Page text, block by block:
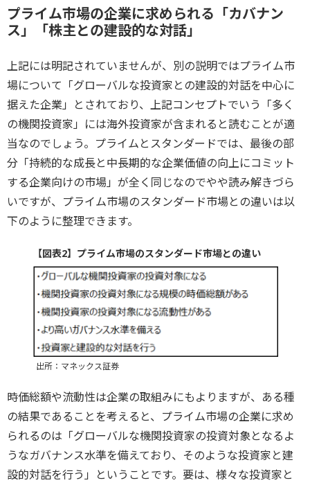
プライム市場の企業に求められる「カバナン
ス」「株主との建設的な対話」
上記には明記されていませんが、別の説明ではプライム市
場について「グローバルな投資家との建設的対話を中心に
据えた企業」とされており、上記コンセプトでいう「多く
の機関投資家」には海外投資家が含まれると読むことが適
当なのでしょう。プライムとスタンダードでは、最後の部
分「持続的な成長と中長期的な企業価値の向上にコミット
する企業向けの市場」が全く同じなのでやや読み解きづら
いですが、プライム市場のスタンダード市場との違いは以
下のように整理できます。
【図表2】プライム市場のスタンダード市場との違い
出所：マネックス証券
時価総額や流動性は企業の取組みにもよりますが、ある種
の結果であることを考えると、プライム市場の企業に求め
られるのは「グローバルな機関投資家の投資対象となるよ
うなガバナンス水準を備えており、そのような投資家と建
設的対話を行う」ということです。要は、様々な投資家と